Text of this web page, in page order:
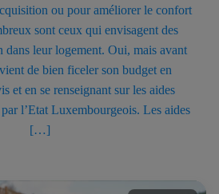
ou pour améliorer le confort
sont ceux qui envisagent des
dans leur logement. Oui, mais avant
de bien ficeler son budget en
et en se renseignant sur les aides
l’Etat Luxembourgeois. Les aides
[…]